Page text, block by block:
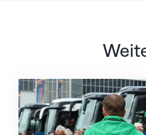
Twerenbold wird